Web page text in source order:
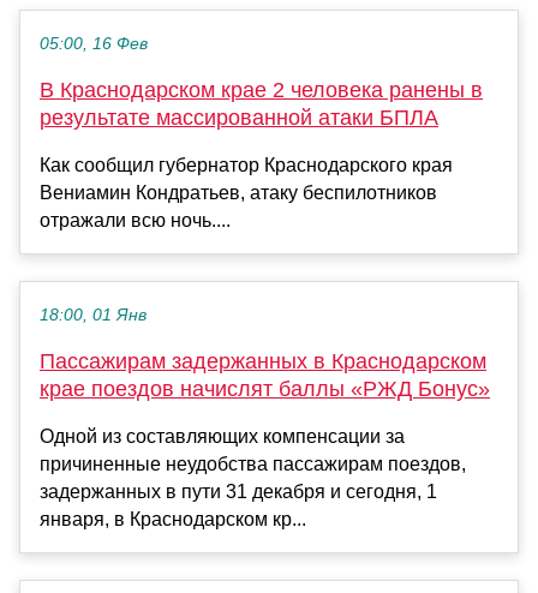
05:00, 16 Фев
В Краснодарском крае 2 человека ранены в
результате массированной атаки БПЛА
Как сообщил губернатор Краснодарского края
Вениамин Кондратьев, атаку беспилотников
отражали всю ночь....
18:00, 01 Янв
Пассажирам задержанных в Краснодарском
крае поездов начислят баллы «РЖД Бонус»
Одной из составляющих компенсации за
причиненные неудобства пассажирам поездов,
задержанных в пути 31 декабря и сегодня, 1
января, в Краснодарском кр...